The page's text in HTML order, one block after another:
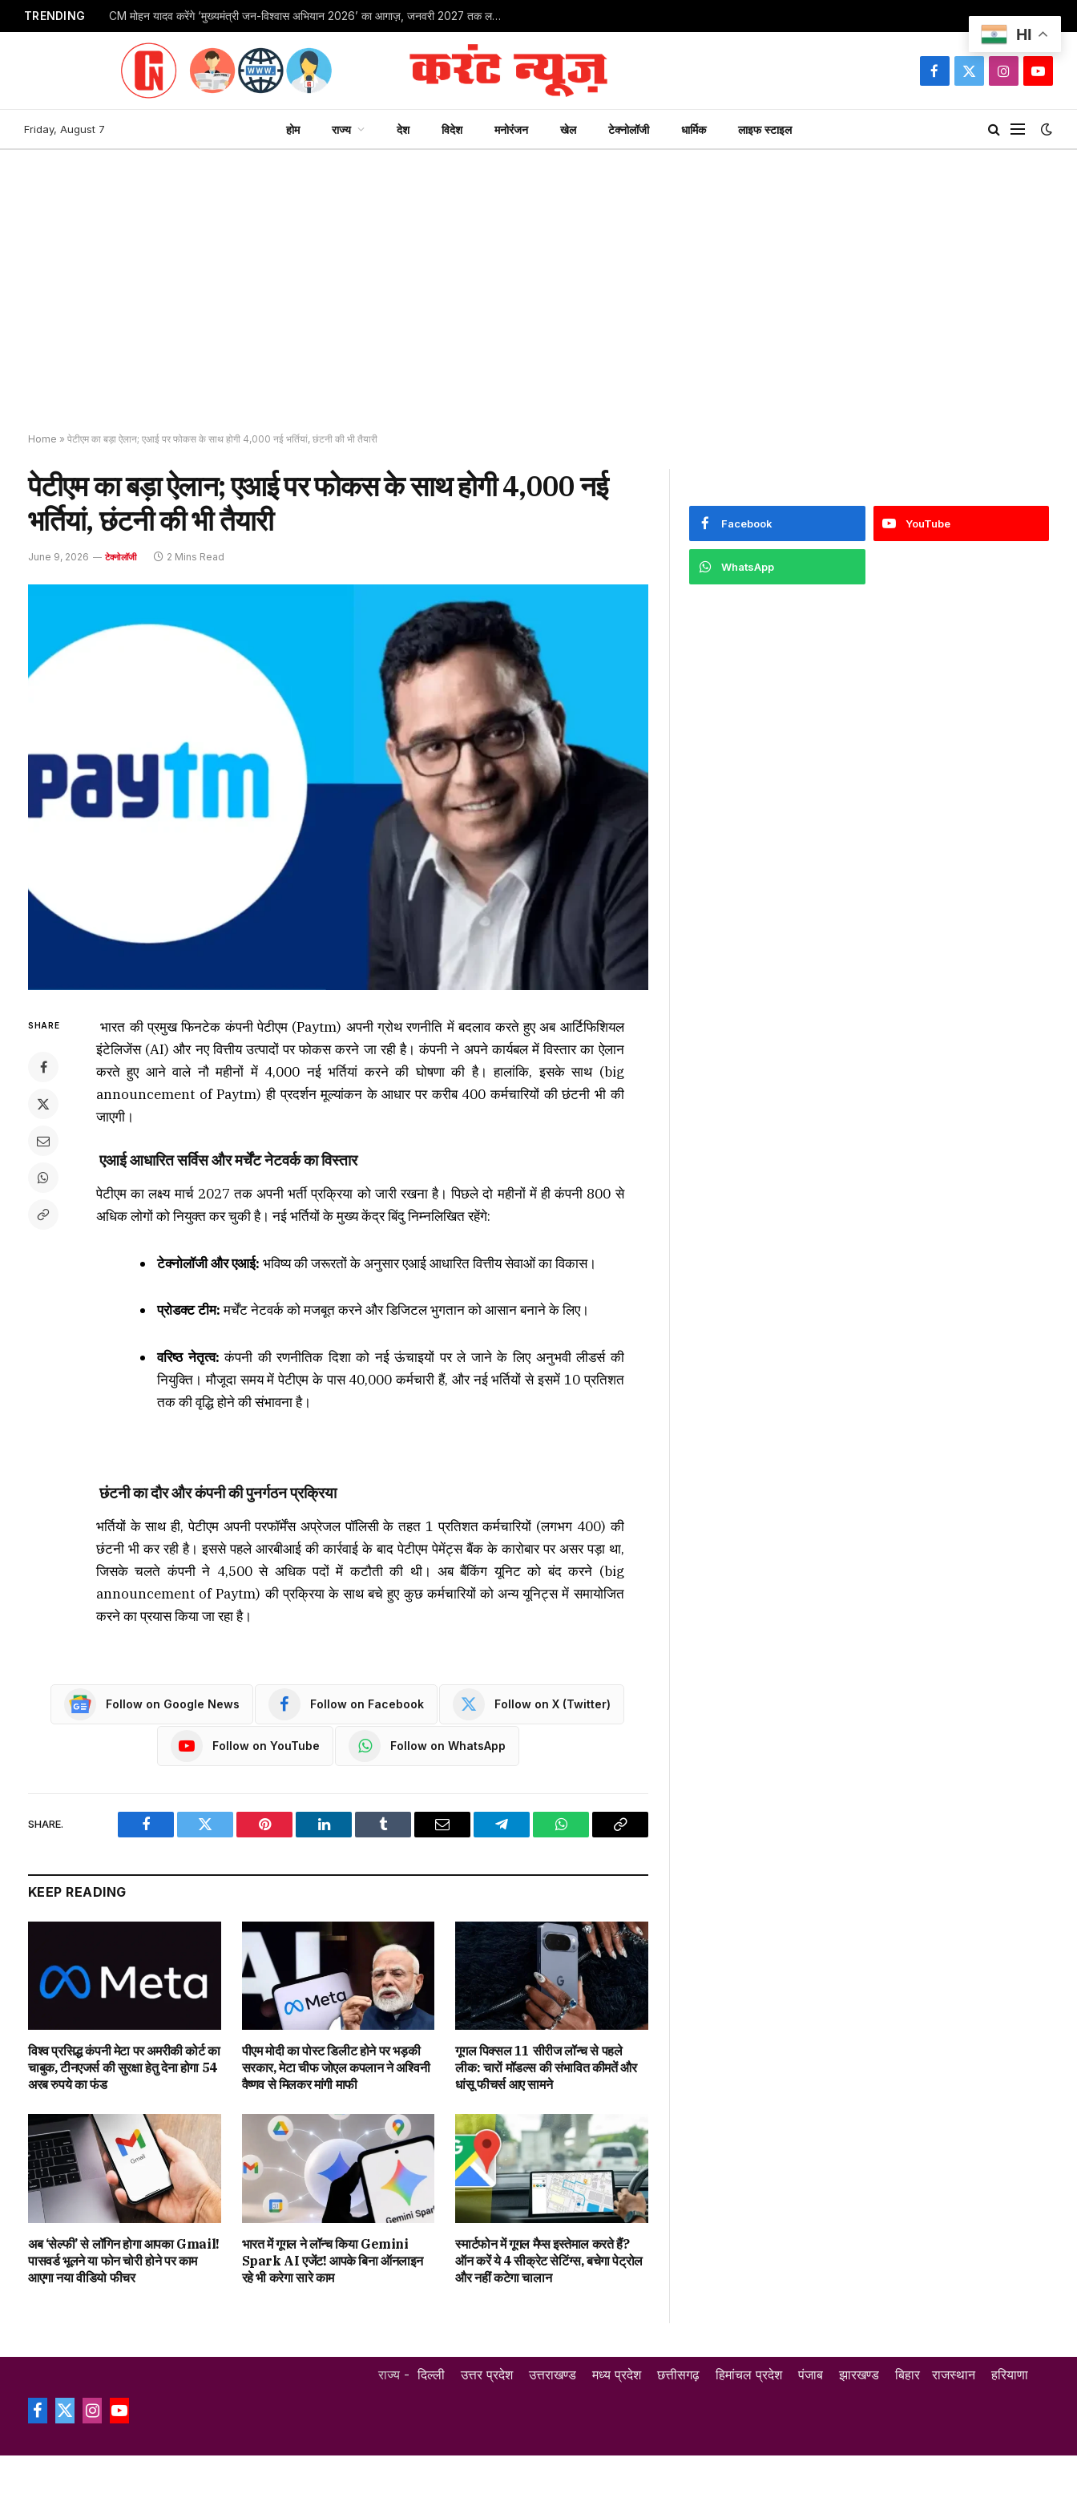
TRENDING CM मोहन यादव करेंगे ‘मुख्यमंत्री जन-विश्वास अभियान 2026’ का आगाज़, जनवरी 2027 तक लगेंगे समाधान शिविर
Facebook
X
Instagram
Friday, August 7 होम राज्य देश विदेश मनोरंजन खेल टेक्नोलॉजी धार्मिक लाइफ स्टाइल
Home » पेटीएम का बड़ा ऐलान; एआई पर फोकस के साथ होगी 4,000 नई भर्तियां, छंटनी की भी तैयारी
पेटीएम का बड़ा ऐलान; एआई पर फोकस के साथ होगी 4,000 नई
भर्तियां, छंटनी की भी तैयारी
June 9, 2026 टेक्नोलॉजी 2 Mins Read
SHARE
भारत की प्रमुख फिनटेक कंपनी पेटीएम (Paytm) अपनी ग्रोथ रणनीति में बदलाव करते हुए अब आर्टिफिशियल
इंटेलिजेंस (AI) और नए वित्तीय उत्पादों पर फोकस करने जा रही है। कंपनी ने अपने कार्यबल में विस्तार का ऐलान
करते हुए आने वाले नौ महीनों में 4,000 नई भर्तियां करने की घोषणा की है। हालांकि, इसके साथ (big
announcement of Paytm) ही प्रदर्शन मूल्यांकन के आधार पर करीब 400 कर्मचारियों की छंटनी भी की
जाएगी।
एआई आधारित सर्विस और मर्चेंट नेटवर्क का विस्तार
पेटीएम का लक्ष्य मार्च 2027 तक अपनी भर्ती प्रक्रिया को जारी रखना है। पिछले दो महीनों में ही कंपनी 800 से
अधिक लोगों को नियुक्त कर चुकी है। नई भर्तियों के मुख्य केंद्र बिंदु निम्नलिखित रहेंगे:
टेक्नोलॉजी और एआई: भविष्य की जरूरतों के अनुसार एआई आधारित वित्तीय सेवाओं का विकास।
प्रोडक्ट टीम:मर्चेंट नेटवर्क को मजबूत करने और डिजिटल भुगतान को आसान बनाने के लिए।
वरिष्ठ नेतृत्व: कंपनी की रणनीतिक दिशा को नई ऊंचाइयों पर ले जाने के लिए अनुभवी लीडर्स की
नियुक्ति। मौजूदा समय में पेटीएम के पास 40,000 कर्मचारी हैं, और नई भर्तियों से इसमें 10 प्रतिशत
तक की वृद्धि होने की संभावना है।
छंटनी का दौर और कंपनी की पुनर्गठन प्रक्रिया
भर्तियों के साथ ही, पेटीएम अपनी परफॉर्मेंस अप्रेजल पॉलिसी के तहत 1 प्रतिशत कर्मचारियों (लगभग 400) की
छंटनी भी कर रही है। इससे पहले आरबीआई की कार्रवाई के बाद पेटीएम पेमेंट्स बैंक के कारोबार पर असर पड़ा था,
जिसके चलते कंपनी ने 4,500 से अधिक पदों में कटौती की थी। अब बैंकिंग यूनिट को बंद करने (big
announcement of Paytm) की प्रक्रिया के साथ बचे हुए कुछ कर्मचारियों को अन्य यूनिट्स में समायोजित
करने का प्रयास किया जा रहा है।
Follow on Google News Follow on Facebook Follow on X (Twitter)
Follow on YouTube Follow on WhatsApp
SHARE.
Facebook Twitter Pinterest LinkedIn Tumblr Email Telegram WhatsAppCopy
KEEP READING
विश्व प्रसिद्ध कंपनी मेटा पर अमरीकी कोर्ट का
चाबुक, टीनएजर्स की सुरक्षा हेतु देना होगा 54
अरब रुपये का फंड
पीएम मोदी का पोस्ट डिलीट होने पर भड़की
सरकार, मेटा चीफ जोएल कपलान ने अश्विनी
वैष्णव से मिलकर मांगी माफी
गूगल पिक्सल 11 सीरीज लॉन्च से पहले
लीक: चारों मॉडल्स की संभावित कीमतें और
धांसू फीचर्स आए सामने
अब ‘सेल्फी’ से लॉगिन होगा आपका Gmail!
पासवर्ड भूलने या फोन चोरी होने पर काम
आएगा नया वीडियो फीचर
भारत में गूगल ने लॉन्च किया Gemini
Spark AI एजेंट! आपके बिना ऑनलाइन
रहे भी करेगा सारे काम
स्मार्टफोन में गूगल मैप्स इस्तेमाल करते हैं?
ऑन करें ये 4 सीक्रेट सेटिंग्स, बचेगा पेट्रोल
और नहीं कटेगा चालान
Facebook YouTube
WhatsApp
Facebook
X
InstagramYouTube
राज्य -दिल्ली उत्तर प्रदेश उत्तराखण्ड मध्य प्रदेश छत्तीसगढ़ हिमांचल प्रदेश पंजाब झारखण्ड बिहार राजस्थान हरियाणा
HI